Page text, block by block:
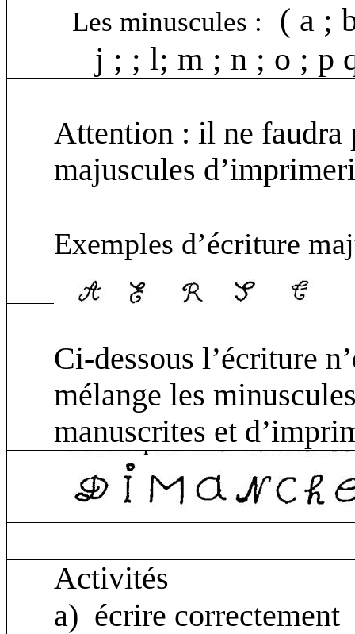
Les minuscules : ( a ;
j ; ; l; m ; n ; o ; p
Attention : il ne faudra
majuscules
Exemples d’écriture
Ci-dessous l’écriture
mélange les
manuscrites et
Activités
a) écrire correctement